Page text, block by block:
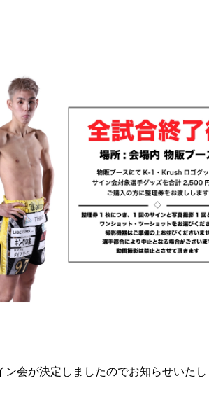
ン会が決定しましたのでお知らせいた